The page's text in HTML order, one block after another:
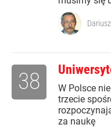
W Polsce
trzecie
za naukę
38